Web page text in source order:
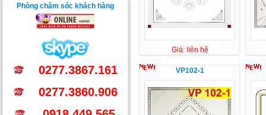
Phòng chăm sóc khách hàng
0277.3867.161
0277.3860.906
Giá: liên hệ
VP102-1